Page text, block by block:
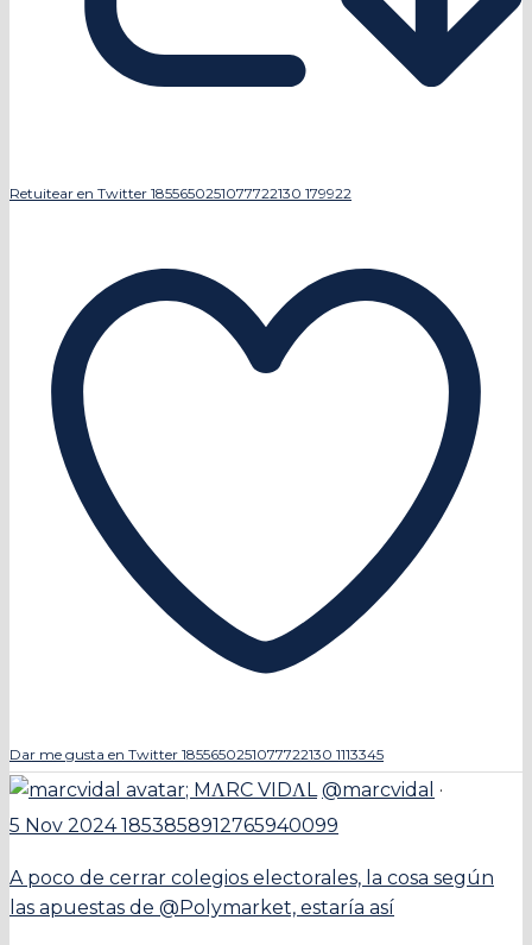
Retuitear en Twitter 1855650251077722130 179922
Dar me gusta en Twitter 1855650251077722130 1113345
; MΛRC VIDΛL @marcvidal ·
5 Nov 20241853858912765940099
A poco de cerrar colegios electorales, la cosa según
las apuestas de @Polymarket, estaría así